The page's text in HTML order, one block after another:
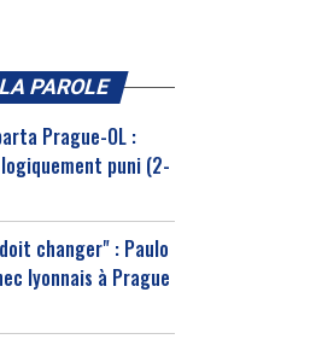
PAROLE
Prague-OL :
puni (2-
changer" : Paulo
lyonnais à Prague